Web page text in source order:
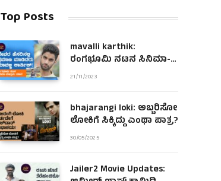
Top Posts
mavalli karthik:
ರಂಗಭೂಮಿ ನಟನ ಸಿನಿಮಾ-
ಮಾಧ್ಯಮ ಯಾನ!
21/11/2023
bhajarangi loki: ಅಬ್ಬರಿಸೋ
ಲೋಕಿಗೆ ಸಿಕ್ಕಿದ್ದು ಎಂಥಾ ಪಾತ್ರ?
30/05/2025
Jailer2 Movie Updates: